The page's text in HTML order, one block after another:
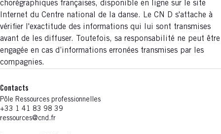
chorégraphiques françaises, disponible en ligne sur le site
Internet du Centre national de la danse. Le CN D s'attache à
vérifier l'exactitude des informations qui lui sont transmises
avant de les diffuser. Toutefois, sa responsabilité ne peut être
engagée en cas d’informations erronées transmises par les
compagnies.
Contacts
Pôle Ressources professionnelles
+33 1 41 83 98 39
ressources@cnd.fr